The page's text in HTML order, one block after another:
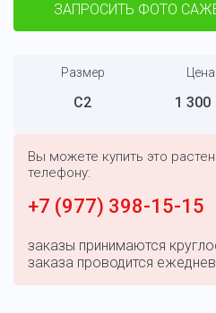
ЗАПРОСИТЬ ФОТО
Размер Цена
С2 1 300
Вы можете купить это
телефону:
+7 (977) 398-15-15
заказы принимаются
заказа проводится